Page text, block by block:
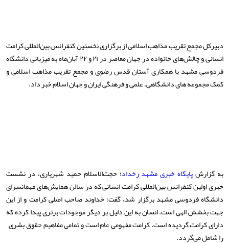
دبیرکل مجمع تقریب مذاهب اسلامی از برگزاری نخستین کنفرانس بین‌المللی کرامت
انسانی و چالش‌های خانواده در جهان معاصر در ۲۱ و ۲۲ آبان‌ماه به میزبانی دانشگاه
فردوسی مشهد با همکاری آستان قدس رضوی و مجمع تقریب مذاهب اسلامی و
کمک مجموعه های دانشگاهی، علمی و فرهنگی ایران و جهان اسلام خبر داد.
به گزارشپایگاه خبری مشهد رخداد؛ حجت‌الاسلام حمید شهریاری، در نشست
خبری اولین کنفرانس بین‌المللی کرامت انسانی که در سالن همایش‌های مهمانسرای
دانشگاه فردوسی مشهد برگزار شد، گفت: خداوند صاحب اصلی کرامت و از این
جهت بخشش الهی است. انسان به این دلیل بر دیگر موجودات برتری پیدا کرده که
دارای کرامت گردیده است. کرامت مفهومی عام است و تمامی مفاهیم حقوق بشری
را شامل می‌گردد.